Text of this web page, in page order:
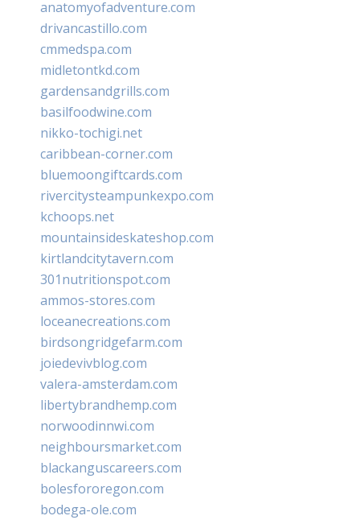
anatomyofadventure.com
drivancastillo.com
cmmedspa.com
midletontkd.com
gardensandgrills.com
basilfoodwine.com
nikko-tochigi.net
caribbean-corner.com
bluemoongiftcards.com
rivercitysteampunkexpo.com
kchoops.net
mountainsideskateshop.com
kirtlandcitytavern.com
301nutritionspot.com
ammos-stores.com
loceanecreations.com
birdsongridgefarm.com
joiedevivblog.com
valera-amsterdam.com
libertybrandhemp.com
norwoodinnwi.com
neighboursmarket.com
blackanguscareers.com
bolesfororegon.com
bodega-ole.com